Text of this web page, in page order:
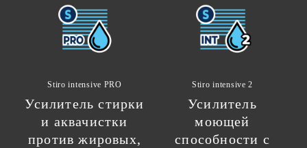
Stiro intensive PRO
Усилитель стирки
и аквачистки
против жировых,
Stiro intensive 2
Усилитель
моющей
способности с